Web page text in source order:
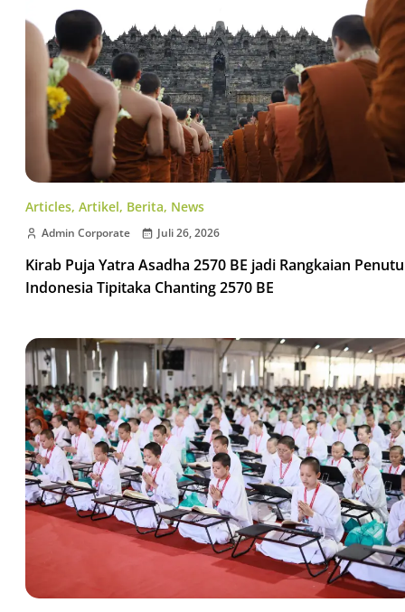
Articles, Artikel, Berita, News
Admin Corporate Juli 26, 2026
Kirab Puja Yatra Asadha 2570 BE jadi Rangkaian
Indonesia Tipitaka Chanting 2570 BE